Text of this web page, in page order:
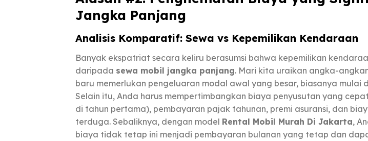
Jangka Panjang
Analisis Komparatif: Sewa vs Kepemilikan Kendaraan
Banyak ekspatriat secara keliru berasumsi bahwa kepemilikan
daripada sewa mobil jangka panjang. Mari kita uraikan angka-
baru memerlukan pengeluaran modal awal yang besar, biasanya mulai
Selain itu, Anda harus mempertimbangkan biaya penyusutan yang
di tahun pertama), pembayaran pajak tahunan, premi asuransi, dan
terduga. Sebaliknya, dengan model Rental Mobil Murah Di Jakarta,
biaya tidak tetap ini menjadi pembayaran bulanan yang tetap dan